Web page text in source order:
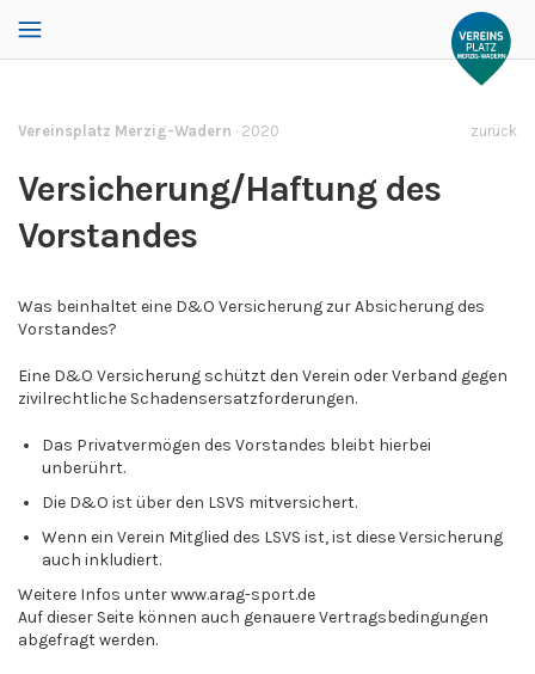
Vereinsplatz Merzig-Wadern · 2020 zurück
Versicherung/Haftung des
Vorstandes
Was beinhaltet eine D&O Versicherung zur Absicherung des
Vorstandes?
Eine D&O Versicherung schützt den Verein oder Verband gegen
zivilrechtliche Schadensersatzforderungen.
Das Privatvermögen des Vorstandes bleibt hierbei
unberührt.
Die D&O ist über den LSVS mitversichert.
Wenn ein Verein Mitglied des LSVS ist, ist diese Versicherung
auch inkludiert.
Weitere Infos unterwww.arag-sport.de
Auf dieser Seite können auch genauere Vertragsbedingungen
abgefragt werden.